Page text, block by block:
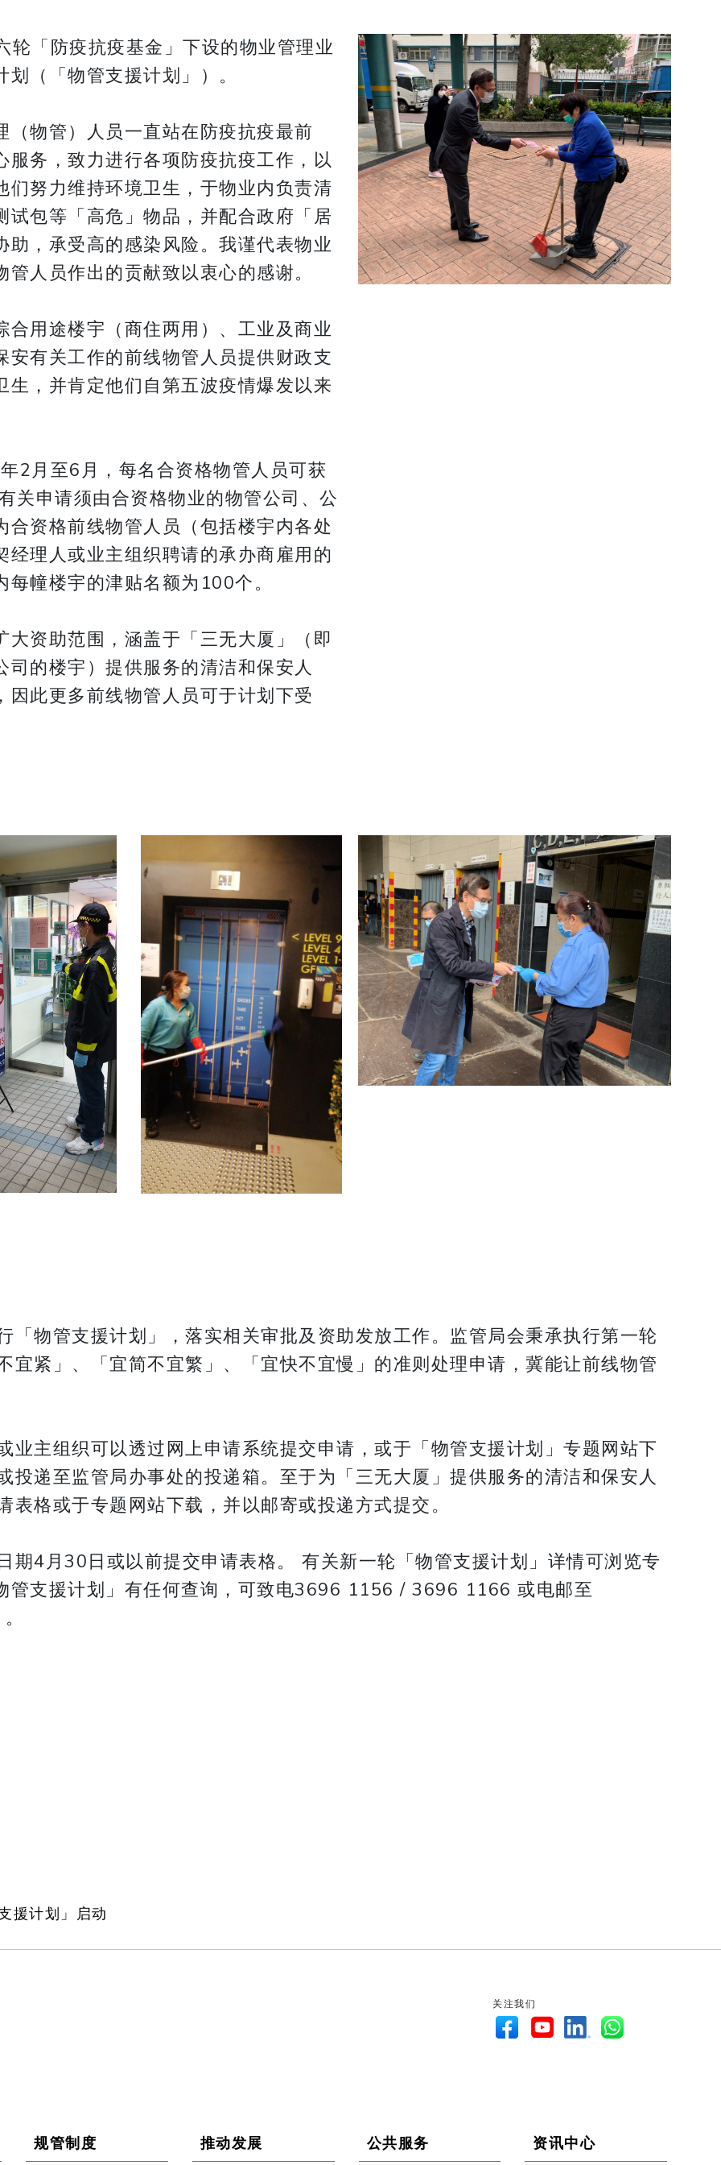
「防疫抗疫基金」下设的物业管理业
（「物管支援计划」）。
物管）人员一直站在防疫抗疫最前
务，致力进行各项防疫抗疫工作，以
努力维持环境卫生，于物业内负责清
包等「高危」物品，并配合政府「居
，承受高的感染风险。我谨代表物业
人员作出的贡献致以衷心的感谢。
用途楼宇（商住两用）、工业及商业
有关工作的前线物管人员提供财政支
，并肯定他们自第五波疫情爆发以来
2月至6月，每名合资格物管人员可获
关申请须由合资格物业的物管公司、公
资格前线物管人员（包括楼宇内各处
理人或业主组织聘请的承办商雇用的
幢楼宇的津贴名额为100个。
资助范围，涵盖于「三无大厦」（即
的楼宇）提供服务的清洁和保安人
此更多前线物管人员可于计划下受
「物管支援计划」，落实相关审批及资助发放工作。监管局会秉承执行第一轮
宜紧」、「宜简不宜繁」、「宜快不宜慢」的准则处理申请，冀能让前线物管
业主组织可以透过网上申请系统提交申请，或于「物管支援计划」专题网站下
投递至监管局办事处的投递箱。至于为「三无大厦」提供服务的清洁和保安人
格或于专题网站下载，并以邮寄或投递方式提交。
期4月30日或以前提交申请表格。 有关新一轮「物管支援计划」详情可浏览专
管支援计划」有任何查询，可致电3696 1156 / 3696 1166 或电邮至
援计划」启动
关注我们
规管制度 推动发展 公共服务 资讯中心